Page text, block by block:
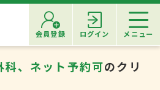
会員登録 ログイン メニュー
、ネット予約可のクリ